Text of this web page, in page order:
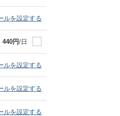
ルを設定する
440円/日
ルを設定する
ルを設定する
ルを設定する